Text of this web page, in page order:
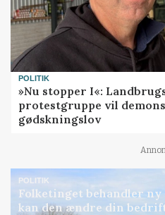
POLITIK
»Nu stopper I«:
protestgruppe vil
gødskningslov
POLITIK
Folketinget behandler ny
kan den ændre din